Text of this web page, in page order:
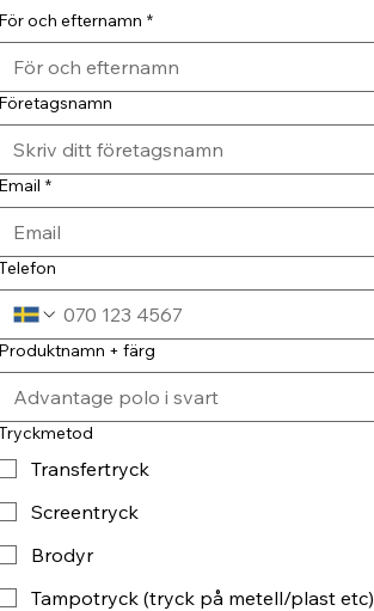
och efternamn *
*
+ färg
Transfertryck
Screentryck
Brodyr
Tampotryck (tryck på metell/plast etc)